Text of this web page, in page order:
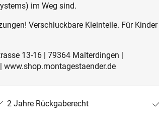
im Weg sind.
Verschluckbare Kleinteile. Für Kinder
13-16 | 79364 Malterdingen |
www.shop.montagestaender.de
2 Jahre Rückgaberecht